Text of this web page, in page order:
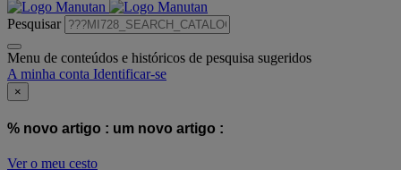
Pesquisar
Menu de conteúdos e históricos de pesquisa sugeridos
A minha conta Identificar-se
×
% novo artigo : um novo artigo :
Ver o meu cesto